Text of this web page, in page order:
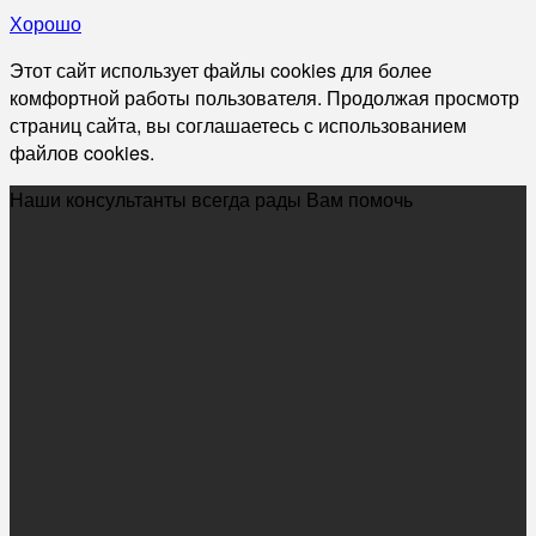
Хорошо
Этот сайт использует файлы cookies для более
комфортной работы пользователя. Продолжая просмотр
страниц сайта, вы соглашаетесь с использованием
файлов cookies.
Наши консультанты всегда рады Вам помочь